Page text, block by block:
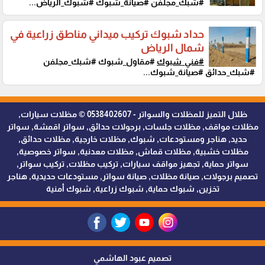
#شبك_مجلفن #صيانة_شبوك #شبوك_الرياض...
حداد شبوك تركيب ميداني مناطق زراعية في
شمال الرياض
#فني_شبوك #مقاول_شبوك #شبك_مجلفن
#شبك_حدائق #صيانة_شبوك...
ظلال التميز للمظلات والسواتر - 0538402607 © مظلات سيارات,
مظلات مواقف, مظلات جلسات, برجولات حدائق, سواتر اقمشة, سواتر
حديد, هناجر ومستودعات, شبوك, مظلات خارجية, مظلات حدائق,
مظلات خشبية, مظلات قماش, مظلات معدنية, سواتر خصوصية,
سواتر حماية, تجهيز مواقف سيارات, تركيب مظلات, تركيب سواتر,
تصميم برجولات, صيانة مظلات, صيانة سواتر, مستودعات حديدية, هناجر
تخزين, شبوك حماية, شبوك زراعية, شبوك أمنية
تصميم عبود الهاشمي